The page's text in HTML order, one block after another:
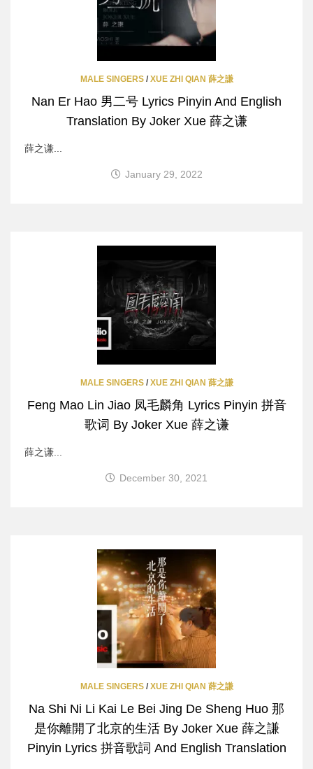
MALE SINGERS/ XUE ZHI QIAN 薛之謙
Nan Er Hao 男二号 Lyrics Pinyin And English
Translation By Joker Xue 薛之谦
薛之谦...
January 29, 2022
MALE SINGERS/ XUE ZHI QIAN 薛之謙
Feng Mao Lin Jiao 凤毛麟角 Lyrics Pinyin 拼音
歌词 By Joker Xue 薛之谦
薛之谦...
December 30, 2021
MALE SINGERS/ XUE ZHI QIAN 薛之謙
Na Shi Ni Li Kai Le Bei Jing De Sheng Huo 那
是你離開了北京的生活 By Joker Xue 薛之謙
Pinyin Lyrics 拼音歌詞 And English Translation